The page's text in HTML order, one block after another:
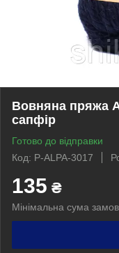
Вовняна пряжа
сапфір
Готово до відправки
Код: P-ALPA-3017
135 ₴
Мінімальна сума